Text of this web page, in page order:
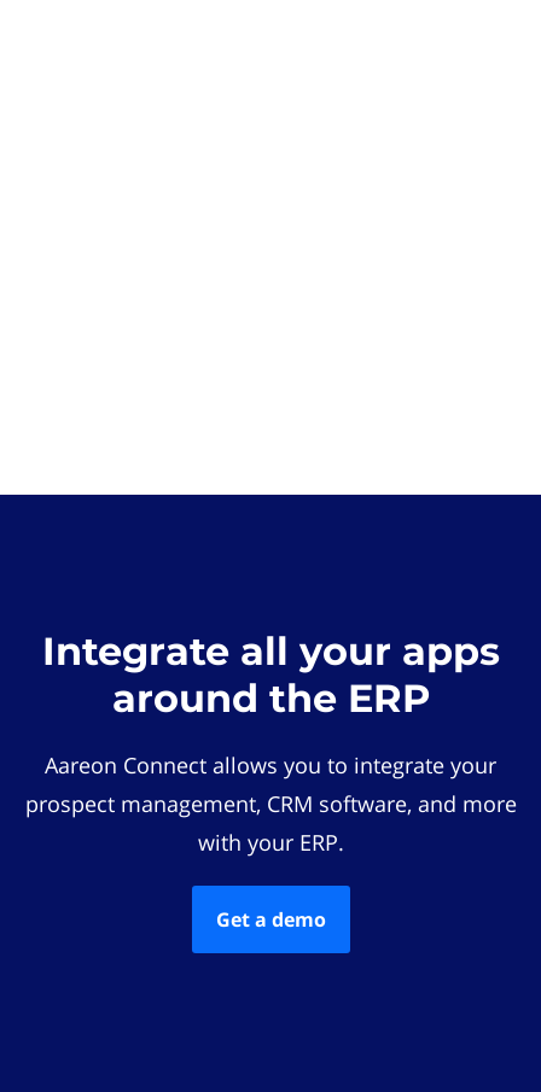
Integrate all your apps
around the ERP
Aareon Connect allows you to integrate your
prospect management, CRM software, and more
with your ERP.
Get a demo